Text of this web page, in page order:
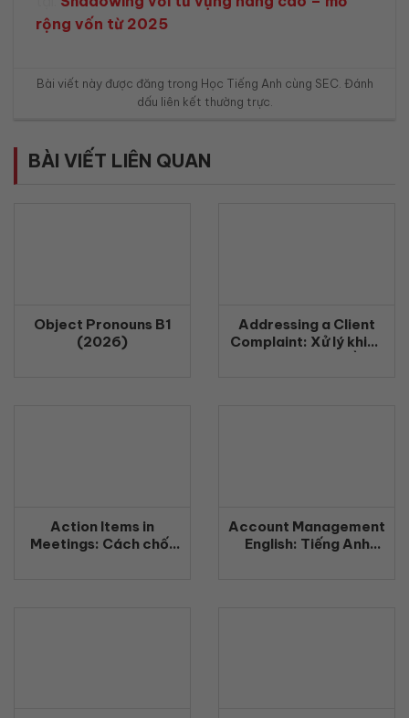
rộng vốn từ 2025
Bài viết này được đăng trong Học Tiếng Anh cùng SEC. Đánh
dấu liên kết thường trực.
BÀI VIẾT LIÊN QUAN
Object Pronouns B1
(2026)
Addressing a Client
Complaint: Xử lý khiếu
Action Items in
Meetings: Cách chốt
Account Management
English: Tiếng Anh